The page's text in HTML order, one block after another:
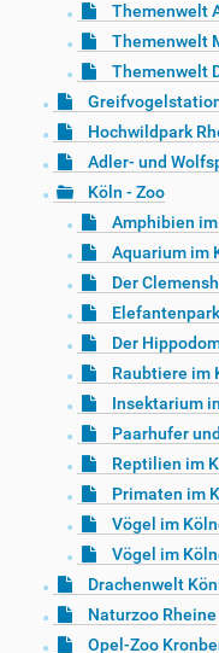
Themenwelt
Themenwelt
Themenwelt
Hochwildpark
Adler- und
Köln - Zoo
Amphibien
Aquarium im
Der
Der
Raubtiere im
Insektarium
Paarhufer
Reptilien im
Primaten im
Vögel im
Vögel im
Drachenwelt
Naturzoo Rheine
Opel-Zoo